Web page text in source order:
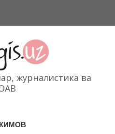
журналистика ва